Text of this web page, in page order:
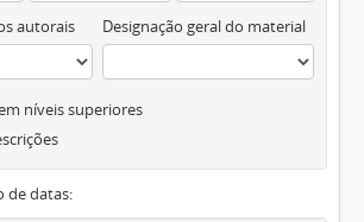
autorais Designação geral do material
níveis superiores
de datas: